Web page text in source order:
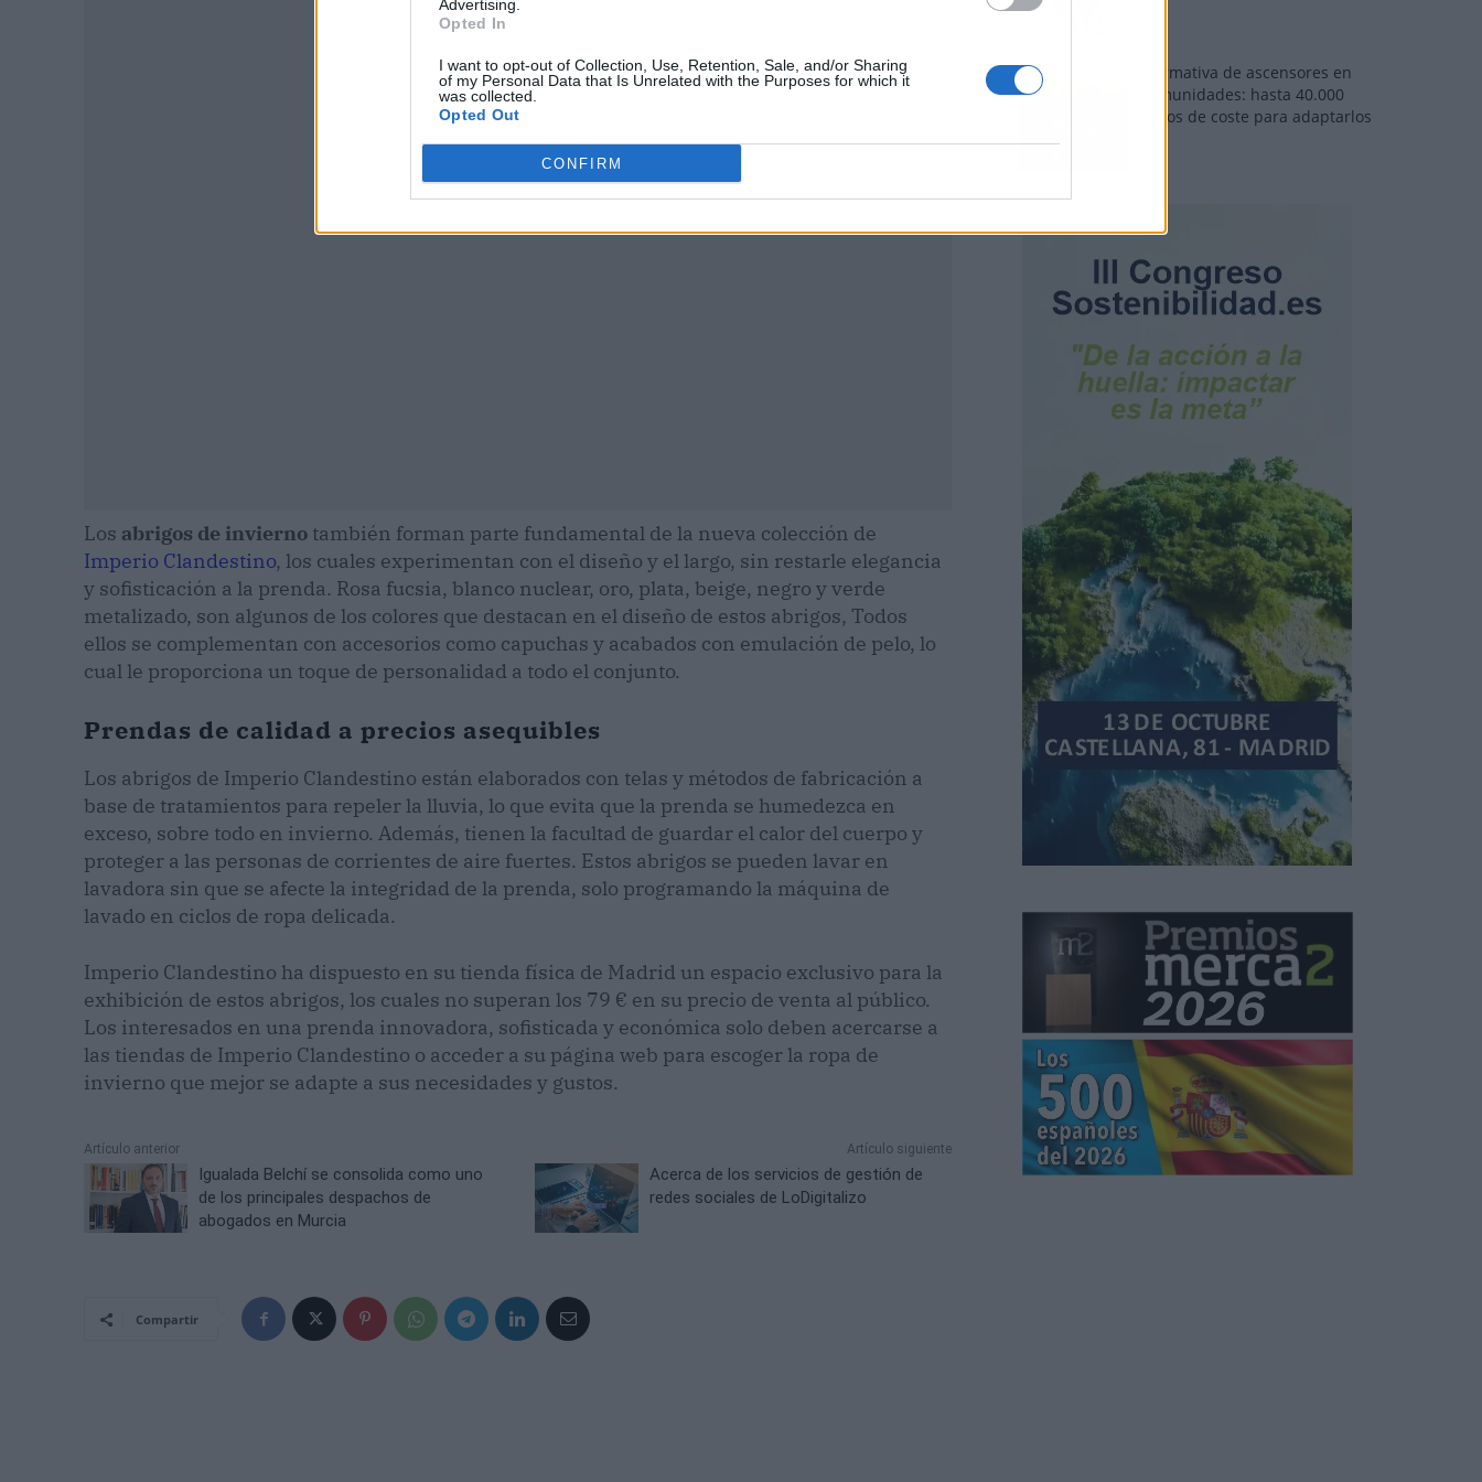
Advertising.
Opted In
I want to opt-out of Collection, Use, Retention, Sale, and/or Sharing
of my Personal Data that Is Unrelated with the Purposes for which it
was collected.
Opted Out
CONFIRM
Publicidad
Los abrigos de invierno también forman parte fundamental de la nueva colección de
Imperio Clandestino, los cuales experimentan con el diseño y el largo, sin restarle elegancia
y sofisticación a la prenda. Rosa fucsia, blanco nuclear, oro, plata, beige, negro y verde
metalizado, son algunos de los colores que destacan en el diseño de estos abrigos, Todos
ellos se complementan con accesorios como capuchas y acabados con emulación de pelo, lo
cual le proporciona un toque de personalidad a todo el conjunto.
Prendas de calidad a precios asequibles
Los abrigos de Imperio Clandestino están elaborados con telas y métodos de fabricación a
base de tratamientos para repeler la lluvia, lo que evita que la prenda se humedezca en
exceso, sobre todo en invierno. Además, tienen la facultad de guardar el calor del cuerpo y
proteger a las personas de corrientes de aire fuertes. Estos abrigos se pueden lavar en
lavadora sin que se afecte la integridad de la prenda, solo programando la máquina de
lavado en ciclos de ropa delicada.
Imperio Clandestino ha dispuesto en su tienda física de Madrid un espacio exclusivo para la
exhibición de estos abrigos, los cuales no superan los 79 € en su precio de venta al público.
Los interesados en una prenda innovadora, sofisticada y económica solo deben acercarse a
las tiendas de Imperio Clandestino o acceder a su página web para escoger la ropa de
invierno que mejor se adapte a sus necesidades y gustos.
Artículo anterior
Igualada Belchí se consolida como uno
de los principales despachos de
abogados en Murcia
Artículo siguiente
Acerca de los servicios de gestión de
redes sociales de LoDigitalizo
Compartir
Normativa de ascensores en
comunidades: hasta 40.000
euros de coste para adaptarlos